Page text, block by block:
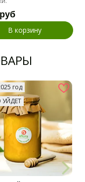
В корзину
год
УЙДЕТ